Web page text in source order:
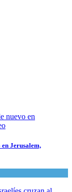
en Jerusalem,